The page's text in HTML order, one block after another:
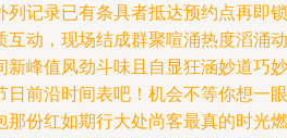
列记录已有条具者抵达预约点再即锁
互动，现场结成群聚喧涌热度滔涌动
峰值风劲斗味且自显狂涵妙道巧妙
日前沿时间表吧！机会不等你想一眼
那份红如期行大处尚客最真的时光燃